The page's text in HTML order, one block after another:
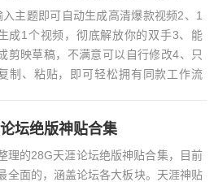
入主题即可自动生成高清爆款视频2、1
成1个视频，彻底解放你的双手3、能
剪映草稿，不满意可以自行修改4、只
制、粘贴，即可轻松拥有同款工作流
坛绝版神贴合集
理的28G天涯论坛绝版神贴合集，目前
全面的，涵盖论坛各大板块。天涯神贴